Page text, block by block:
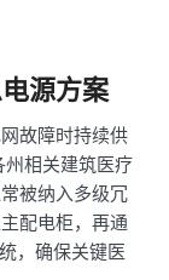
源方案
故障时持续供
州相关建筑医疗
被纳入多级冗
配电柜，再通
，确保关键医